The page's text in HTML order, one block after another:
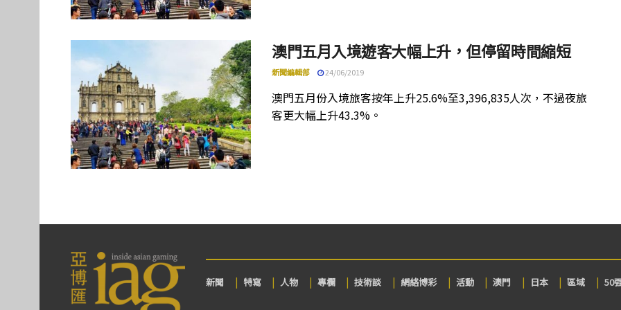
澳門五月入境遊客大幅上升，但停留時間縮短
新聞編輯部 24/06/2019
澳門五月份入境旅客按年上升25.6%至3,396,835人次，不過夜旅
客更大幅上升43.3%。
新聞 特寫 人物 專欄 技術談 網絡博彩 活動 澳門 日本 區域 50